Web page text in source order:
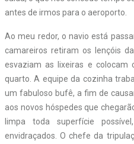
antes de irmos para o aeroporto.
Ao meu redor, o navio está
camareiros retiram os lençóis
esvaziam as lixeiras e colocam
quarto. A equipe da cozinha
um fabuloso bufê, a fim de
aos novos hóspedes que
limpa toda superfície
envidraçados. O chefe da